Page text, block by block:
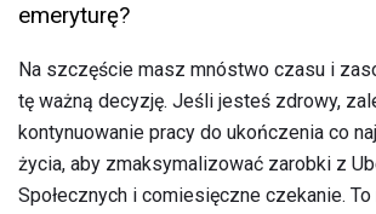
emeryturę?
Na szczęście masz mnóstwo czasu i
tę ważną decyzję. Jeśli jesteś zdrowy,
kontynuowanie pracy do ukończenia co
życia, aby zmaksymalizować zarobki z
Społecznych i comiesięczne czekanie.